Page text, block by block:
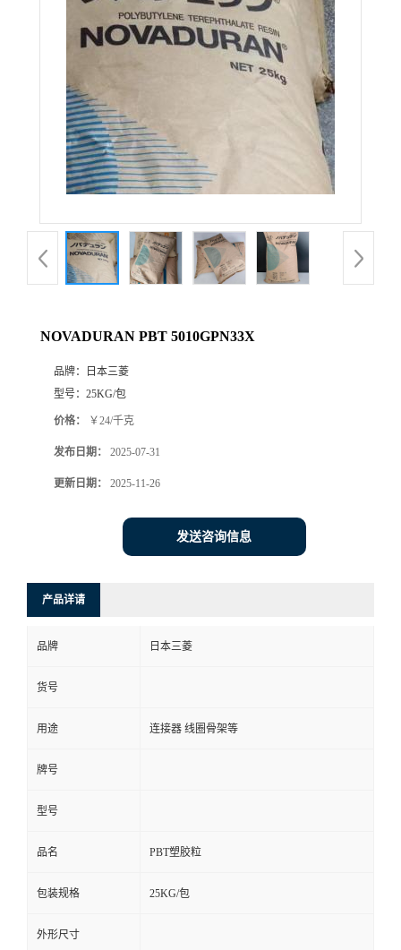
NOVADURAN PBT 5010GPN33X
品牌：
日本三菱
型号： 25KG/包
价格： ￥24/千克
发布日期： 2025-07-31
更新日期： 2025-11-26
发送咨询信息
产品详请
品牌 日本三菱
货号
用途 连接器 线圈骨架等
牌号
型号
品名 PBT塑胶粒
包装规格 25KG/包
外形尺寸